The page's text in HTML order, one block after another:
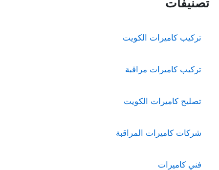
تصنيفات
تركيب كاميرات الكويت
تركيب كاميرات مراقبة
تصليح كاميرات الكويت
شركات كاميرات المراقبة
فني كاميرات